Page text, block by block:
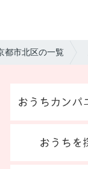
都市北区の一覧